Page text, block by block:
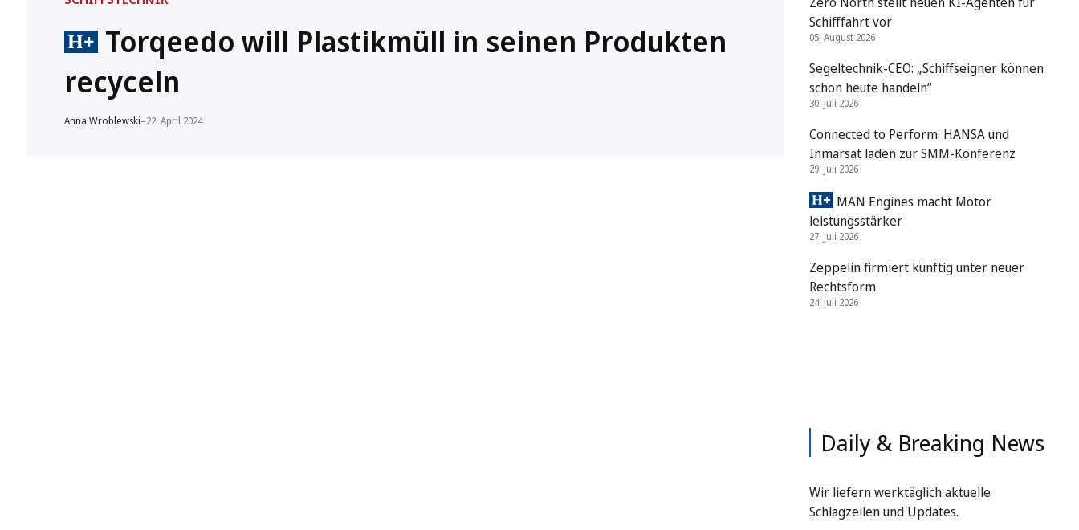
Torqeedo will Plastikmüll in seinen Produkten
recyceln
Anna Wroblewski–22. April 2024
Schifffahrt vor
05. August 2026
Segeltechnik-CEO: „Schiffseigner können
schon heute handeln“
30. Juli 2026
Connected to Perform: HANSA und
Inmarsat laden zur SMM-Konferenz
29. Juli 2026
MAN Engines macht Motor
leistungsstärker
27. Juli 2026
Zeppelin firmiert künftig unter neuer
Rechtsform
24. Juli 2026
Daily & Breaking News
Wir liefern werktäglich aktuelle
Schlagzeilen und Updates.